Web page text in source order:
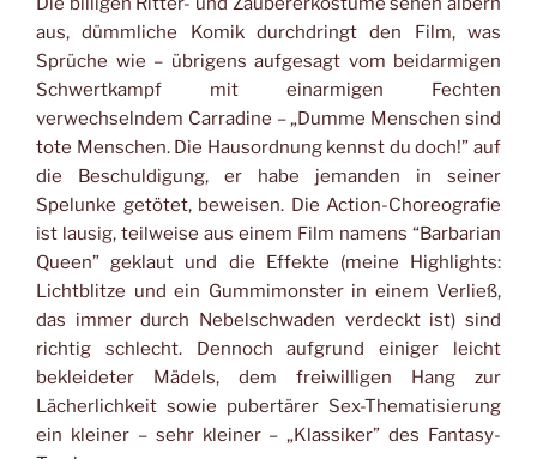
aus, dümmliche Komik durchdringt den Film, was
Sprüche wie – übrigens aufgesagt vom beidarmigen
Schwertkampf mit einarmigen Fechten
verwechselndem Carradine – „Dumme Menschen sind
tote Menschen. Die Hausordnung kennst du doch!” auf
die Beschuldigung, er habe jemanden in seiner
Spelunke getötet, beweisen. Die Action-Choreografie
ist lausig, teilweise aus einem Film namens “Barbarian
Queen” geklaut und die Effekte (meine Highlights:
Lichtblitze und ein Gummimonster in einem Verließ,
das immer durch Nebelschwaden verdeckt ist) sind
richtig schlecht. Dennoch aufgrund einiger leicht
bekleideter Mädels, dem freiwilligen Hang zur
Lächerlichkeit sowie pubertärer Sex-Thematisierung
ein kleiner – sehr kleiner – „Klassiker” des Fantasy-